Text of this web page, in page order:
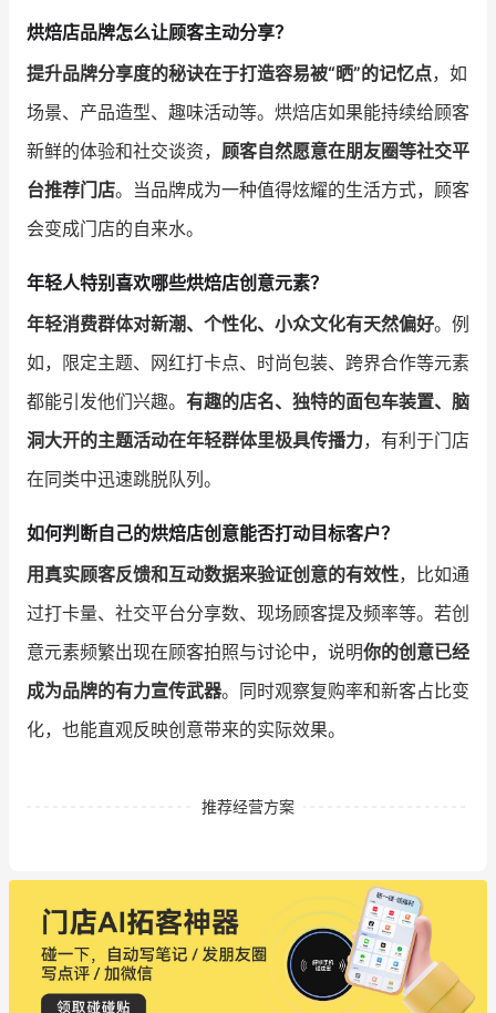
烘焙店品牌怎么让顾客主动分享？
提升品牌分享度的秘诀在于打造容易被“晒”的记忆点，如
场景、产品造型、趣味活动等。烘焙店如果能持续给顾客
新鲜的体验和社交谈资， 顾客自然愿意在朋友圈等社交平
台推荐门店。当品牌成为一种值得炫耀的生活方式，顾客
会变成门店的自来水。
年轻人特别喜欢哪些烘焙店创意元素？
年轻消费群体对新潮、个性化、小众文化有天然偏好。例
如，限定主题、网红打卡点、时尚包装、跨界合作等元素
都能引发他们兴趣。 有趣的店名、独特的面包车装置、脑
洞大开的主题活动在年轻群体里极具传播力，有利于门店
在同类中迅速跳脱队列。
如何判断自己的烘焙店创意能否打动目标客户？
用真实顾客反馈和互动数据来验证创意的有效性，比如通
过打卡量、社交平台分享数、现场顾客提及频率等。若创
意元素频繁出现在顾客拍照与讨论中，说明你的创意已经
成为品牌的有力宣传武器。同时观察复购率和新客占比变
化，也能直观反映创意带来的实际效果。
推荐经营方案